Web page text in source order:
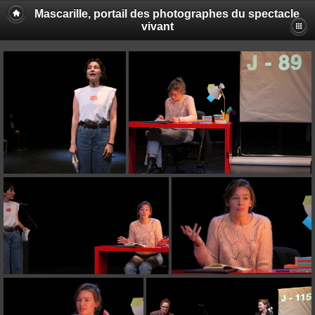
Mascarille, portail des photographes du spectacle
vivant